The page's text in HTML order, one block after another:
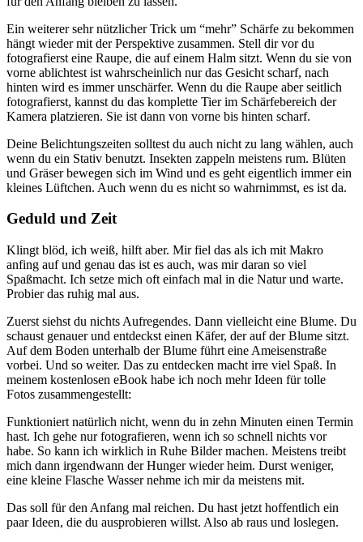
Ein weiterer sehr nützlicher Trick um “mehr” Schärfe zu bekommen
hängt wieder mit der Perspektive zusammen. Stell dir vor du
fotografierst eine Raupe, die auf einem Halm sitzt. Wenn du sie von
vorne ablichtest ist wahrscheinlich nur das Gesicht scharf, nach
hinten wird es immer unschärfer. Wenn du die Raupe aber seitlich
fotografierst, kannst du das komplette Tier im Schärfebereich der
Kamera platzieren. Sie ist dann von vorne bis hinten scharf.
Deine Belichtungszeiten solltest du auch nicht zu lang wählen, auch
wenn du ein Stativ benutzt. Insekten zappeln meistens rum. Blüten
und Gräser bewegen sich im Wind und es geht eigentlich immer ein
kleines Lüftchen. Auch wenn du es nicht so wahrnimmst, es ist da.
Geduld und Zeit
Klingt blöd, ich weiß, hilft aber. Mir fiel das als ich mit Makro
anfing auf und genau das ist es auch, was mir daran so viel
Spaßmacht. Ich setze mich oft einfach mal in die Natur und warte.
Probier das ruhig mal aus.
Zuerst siehst du nichts Aufregendes. Dann vielleicht eine Blume. Du
schaust genauer und entdeckst einen Käfer, der auf der Blume sitzt.
Auf dem Boden unterhalb der Blume führt eine Ameisenstraße
vorbei. Und so weiter. Das zu entdecken macht irre viel Spaß. In
meinem kostenlosen eBook habe ich noch mehr Ideen für tolle
Fotos zusammengestellt:
Funktioniert natürlich nicht, wenn du in zehn Minuten einen Termin
hast. Ich gehe nur fotografieren, wenn ich so schnell nichts vor
habe. So kann ich wirklich in Ruhe Bilder machen. Meistens treibt
mich dann irgendwann der Hunger wieder heim. Durst weniger,
eine kleine Flasche Wasser nehme ich mir da meistens mit.
Das soll für den Anfang mal reichen. Du hast jetzt hoffentlich ein
paar Ideen, die du ausprobieren willst. Also ab raus und loslegen.